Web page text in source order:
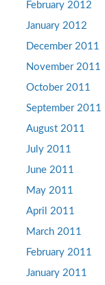
February 2012
January 2012
December 2011
November 2011
October 2011
September 2011
August 2011
July 2011
June 2011
May 2011
April 2011
March 2011
February 2011
January 2011